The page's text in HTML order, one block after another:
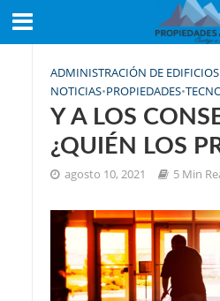
ADMINISTRACIÓN DE EDIFICIOS
NOTICIAS•PROPIEDADES•
Y A LOS
¿QUIÉN LOS
agosto 10, 2021 5 Min